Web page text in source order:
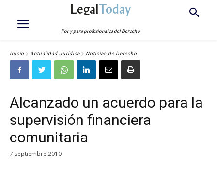
LegalToday
Por y para profesionales del Derecho
Inicio Actualidad Jurídica Noticias de Derecho
Alcanzado un acuerdo para la
supervisión financiera
comunitaria
7 septiembre 2010